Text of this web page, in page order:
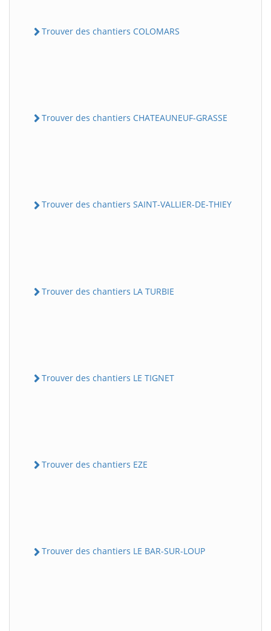
Trouver des chantiers COLOMARS
Trouver des chantiers CHATEAUNEUF-GRASSE
Trouver des chantiers SAINT-VALLIER-DE-THIEY
Trouver des chantiers LA TURBIE
Trouver des chantiers LE TIGNET
Trouver des chantiers EZE
Trouver des chantiers LE BAR-SUR-LOUP